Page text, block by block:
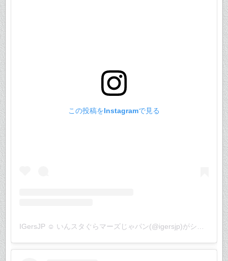
この投稿をInstagramで見る
IGersJP ☺︎ いんスタぐらマーズじゃパン(@igersjp)がシェアした投稿